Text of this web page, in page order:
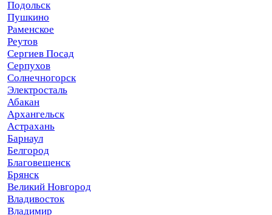
Подольск
Пушкино
Раменское
Реутов
Сергиев Посад
Серпухов
Солнечногорск
Электросталь
Абакан
Архангельск
Астрахань
Барнаул
Белгород
Благовещенск
Брянск
Великий Новгород
Владивосток
Владимир